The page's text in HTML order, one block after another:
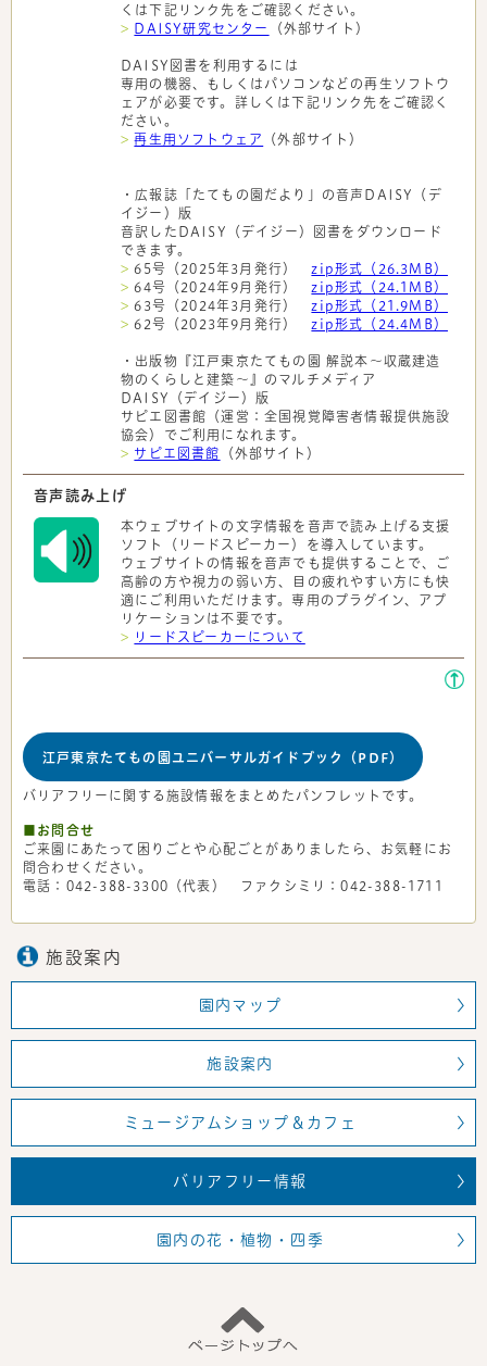
くは下記リンク先をご確認ください。
> DAISY研究センター （外部サイト）
DAISY図書を利用するには
専用の機器、もしくはパソコンなどの再生ソフトウ
ェアが必要です。詳しくは下記リンク先をご確認く
ださい。
>再生用ソフトウェア （外部サイト）
・広報誌「たてもの園だより」の音声DAISY（デ
イジー）版
音訳したDAISY（デイジー）図書をダウンロード
できます。
>65号（2025年3月発行）zip形式（26.3MB）
>64号（2024年9月発行）zip形式（24.1MB）
>63号（2024年3月発行）zip形式（21.9MB）
>62号（2023年9月発行）zip形式（24.4MB）
・出版物『江戸東京たてもの園 解説本～収蔵建造
物のくらしと建築～』のマルチメディア
DAISY（デイジー）版
サピエ図書館（運営：全国視覚障害者情報提供施設
協会）でご利用になれます。
> サピエ図書館 （外部サイト）
音声読み上げ
本ウェブサイトの文字情報を音声で読み上げる支援
ソフト（リードスピーカー）を導入しています。
ウェブサイトの情報を音声でも提供することで、ご
高齢の方や視力の弱い方、目の疲れやすい方にも快
適にご利用いただけます。専用のプラグイン、アプ
リケーションは不要です。
>
リードスピーカーについて
江戸東京たてもの園ユニバーサルガイドブック（PDF）
PDF
形
バリアフリーに関する施設情報をまとめたパンフレットです。
■お問合せ
ご来園にあたって困りごとや心配ごとがありましたら、お気軽にお
問合わせください。
電話：042-388-3300（代表） ファクシミリ：042-388-1711
施設案内
園内マップ
施設案内
ミュージアムショップ＆カフェ
バリアフリー情報
園内の花・植物・四季